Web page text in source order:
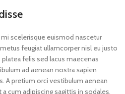
scelerisque euismod nascetur
feugiat ullamcorper nisl eu justo
felis sed lacus maecenas
ad aenean nostra sapien
A pretium orci vestibulum aenean
cum adipiscing sagittis in sodales.